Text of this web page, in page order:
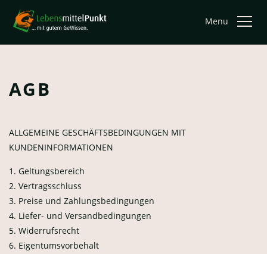
Menu
AGB
ALLGEMEINE GESCHÄFTSBEDINGUNGEN MIT
KUNDENINFORMATIONEN
1. Geltungsbereich
2. Vertragsschluss
3. Preise und Zahlungsbedingungen
4. Liefer- und Versandbedingungen
5. Widerrufsrecht
6. Eigentumsvorbehalt